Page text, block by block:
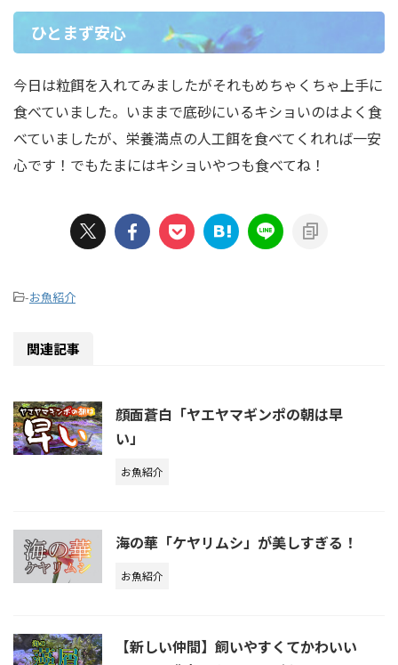
ひとまず安心
今日は粒餌を入れてみましたがそれもめちゃくちゃ上手に
食べていました。いままで底砂にいるキショいのはよく食
べていましたが、栄養満点の人工餌を食べてくれれば一安
心です！でもたまにはキショいやつも食べてね！
-お魚紹介
関連記事
顔面蒼白「ヤエヤマギンポの朝は早
い」
お魚紹介
海の華「ケヤリムシ」が美しすぎる！
お魚紹介
【新しい仲間】飼いやすくてかわいい